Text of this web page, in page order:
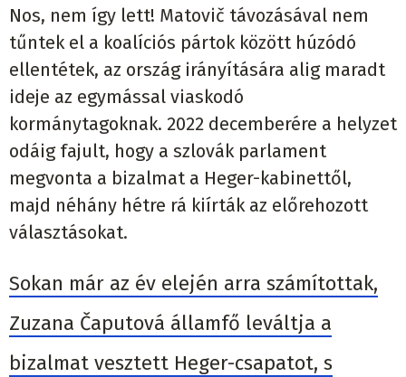
Nos, nem így lett! Matovič távozásával nem
tűntek el a koalíciós pártok között húzódó
ellentétek, az ország irányítására alig maradt
ideje az egymással viaskodó
kormánytagoknak. 2022 decemberére a helyzet
odáig fajult, hogy a szlovák parlament
megvonta a bizalmat a Heger-kabinettől,
majd néhány hétre rá kiírták az előrehozott
választásokat.
Sokan már az év elején arra számítottak,
Zuzana Čaputová államfő leváltja a
bizalmat vesztett Heger-csapatot, s